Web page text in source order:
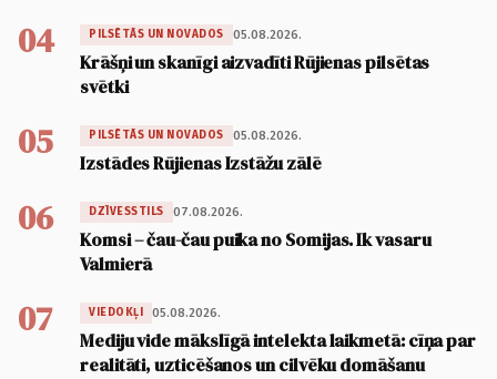
04 PILSĒTĀS UN NOVADOS 05.08.2026.
Krāšņi un skanīgi aizvadīti Rūjienas pilsētas
svētki
05 PILSĒTĀS UN NOVADOS 05.08.2026.
Izstādes Rūjienas Izstāžu zālē
06 DZĪVESSTILS 07.08.2026.
Komsi – čau-čau puika no Somijas. Ik vasaru
Valmierā
07 VIEDOKĻI 05.08.2026.
Mediju vide mākslīgā intelekta laikmetā: cīņa par
realitāti, uzticēšanos un cilvēku domāšanu